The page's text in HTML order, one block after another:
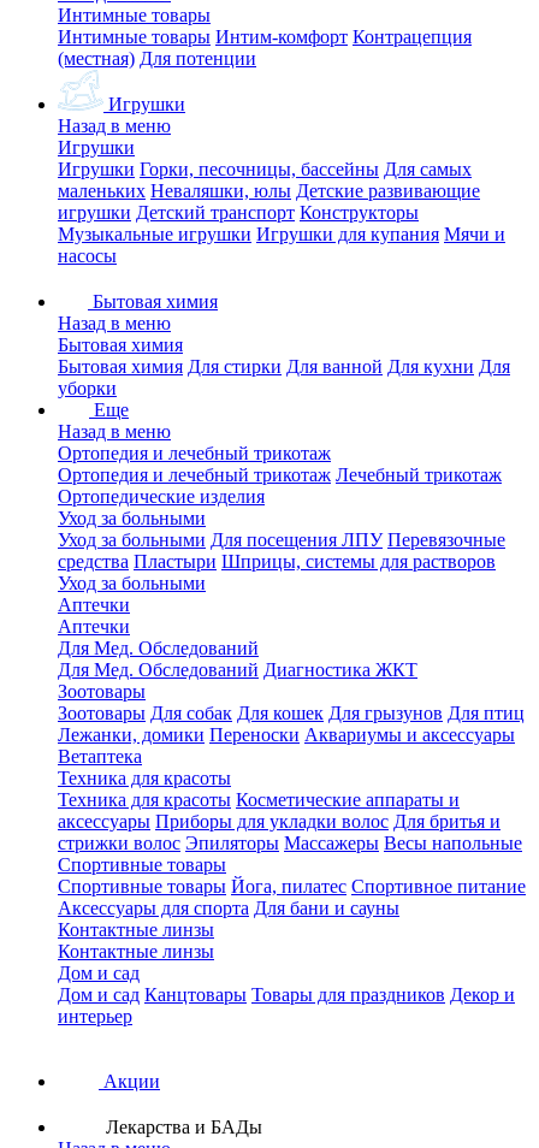
Интимные товары
Интимные товары Интим-комфорт Контрацепция
(местная) Для потенции
Игрушки
Назад в меню
Игрушки
Игрушки Горки, песочницы, бассейны Для самых
маленьких Неваляшки, юлы Детские развивающие
игрушки Детский транспорт Конструкторы
Музыкальные игрушки Игрушки для купания Мячи и
насосы
Бытовая химия
Назад в меню
Бытовая химия
Бытовая химия Для стирки Для ванной Для кухни Для
уборки
Еще
Назад в меню
Ортопедия и лечебный трикотаж
Ортопедия и лечебный трикотаж Лечебный трикотаж
Ортопедические изделия
Уход за больными
Уход за больными Для посещения ЛПУ Перевязочные
средства Пластыри Шприцы, системы для растворов
Уход за больными
Аптечки
Аптечки
Для Мед. Обследований
Для Мед. Обследований Диагностика ЖКТ
Зоотовары
Зоотовары Для собак Для кошек Для грызунов Для птиц
Лежанки, домики Переноски Аквариумы и аксессуары
Ветаптека
Техника для красоты
Техника для красоты Косметические аппараты и
аксессуары Приборы для укладки волос Для бритья и
стрижки волос Эпиляторы Массажеры Весы напольные
Спортивные товары
Спортивные товары Йога, пилатес Спортивное питание
Аксессуары для спорта Для бани и сауны
Контактные линзы
Контактные линзы
Дом и сад
Дом и сад Канцтовары Товары для праздников Декор и
интерьер
Акции
Лекарства и БАДы